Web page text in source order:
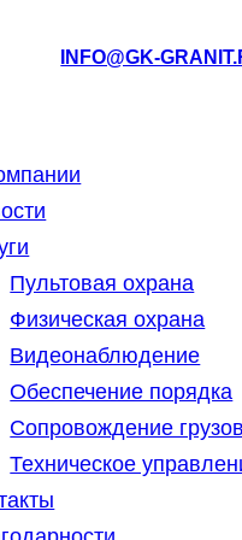
INFO@GK-
Пультовая охрана
Физическая охрана
Видеонаблюдение
Обеспечение порядка
Сопровождение грузов
Техническое